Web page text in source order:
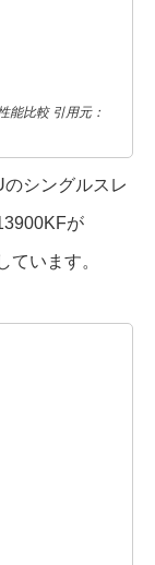
能比較 引用元：
シングルスレ
が
ています。